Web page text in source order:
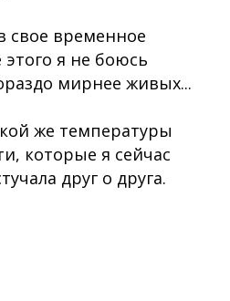
свое временное
я не боюсь
мирнее живых...
же температуры
которые я сейчас
друг о друга.